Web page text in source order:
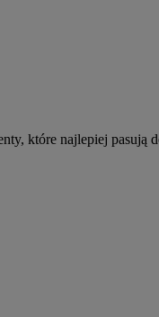
które najlepiej pasują